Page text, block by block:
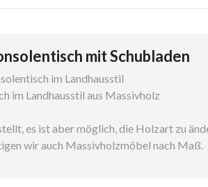
mit Schubladen
im Landhausstil
im Landhausstil aus Massivholz
es ist aber möglich, die Holzart zu
wir auch Massivholzmöbel nach Maß.